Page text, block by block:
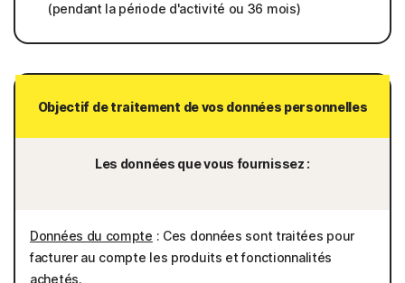
(pendant la période d'activité ou 36 mois)
Objectif de traitement de vos données personnelles
Les données que vous fournissez :
Données du compte : Ces données sont traitées pour
facturer au compte les produits et fonctionnalités
achetés.